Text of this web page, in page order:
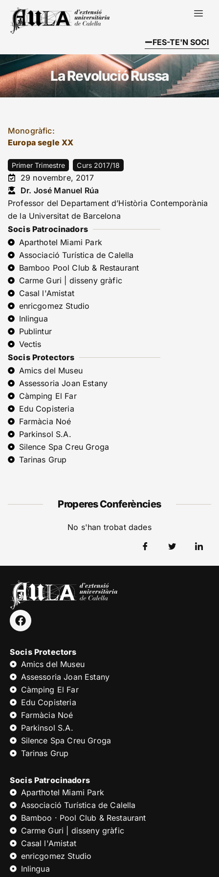
FES-TE'N SOCI
La Revolució Russa
Monogràfic:
Europa segle XX
Primer Trimestre Curs 2017/18
29 novembre, 2017
Dr. José Manuel Rúa
Professor del Departament d’Història Contemporània
de la Universitat de Barcelona
Socis Patrocinadors
Aparthotel Miami Park
Associació Turística de Calella
Bamboo Pool Club & Restaurant
Carme Guri | disseny gràfic
Casal l'Amistat
enricgomez Studio
Inlingua
Publintur
Vectis
Socis Protectors
Amics del Museu
Assessoria Joan Estany
Càmping El Far
Edu Copisteria
Farmàcia Noé
Parkinsol S.A.
Silence Spa Creu Groga
Tarinas Grup
Properes Conferències
No s'han trobat dades
Socis Protectors
Amics del Museu
Assessoria Joan Estany
Càmping El Far
Edu Copisteria
Farmàcia Noé
Parkinsol S.A.
Silence Spa Creu Groga
Tarinas Grup
Socis Patrocinadors
Aparthotel Miami Park
Associació Turística de Calella
Bamboo · Pool Club & Restaurant
Carme Guri | disseny gràfic
Casal l'Amistat
enricgomez Studio
Inlingua